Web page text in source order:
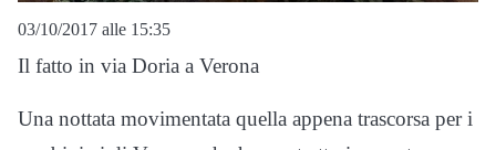
03/10/2017 alle 15:35
Il fatto in via Doria a Verona
Una nottata movimentata quella appena trascorsa per i